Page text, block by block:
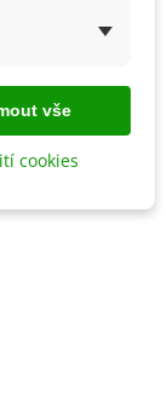
1
vše
cookies